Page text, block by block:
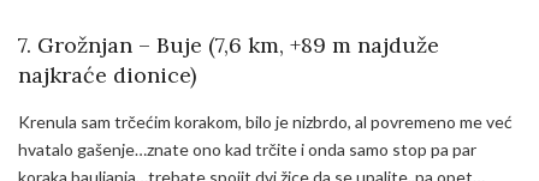
7. Grožnjan – Buje (7,6 km, +89 m najduže
najkraće dionice)
Krenula sam trčećim korakom, bilo je nizbrdo, al povremeno me već
hvatalo gašenje…znate ono kad trčite i onda samo stop pa par